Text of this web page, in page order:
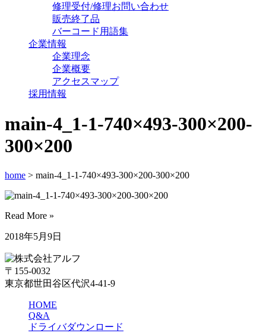
修理受付/修理お問い合わせ
販売終了品
バーコード用語集
企業情報
企業理念
企業概要
アクセスマップ
採用情報
main-4_1-1-740×493-300×200-
300×200
home > main-4_1-1-740×493-300×200-300×200
Read More »
2018年5月9日
〒155-0032
東京都世田谷区代沢4-41-9
HOME
Q&A
ドライバダウンロード